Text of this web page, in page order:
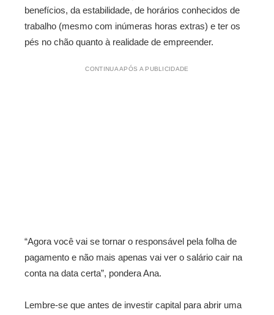
benefícios, da estabilidade, de horários conhecidos de
trabalho (mesmo com inúmeras horas extras) e ter os
pés no chão quanto à realidade de empreender.
CONTINUA APÓS A PUBLICIDADE
“Agora você vai se tornar o responsável pela folha de
pagamento e não mais apenas vai ver o salário cair na
conta na data certa”, pondera Ana.
Lembre-se que antes de investir capital para abrir uma